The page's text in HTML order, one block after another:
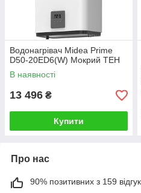
Водонагрівач Midea Prime
D50-20ED6(W) Мокрий ТЕН
В наявності
13 496 ₴
Купити
Про нас
90% позитивних з 159